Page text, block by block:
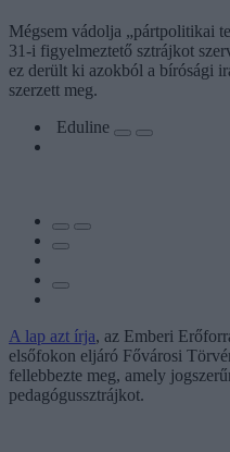
Mégsem vádolja „pártpolitikai
31-i figyelmeztető sztrájkot
ez derült ki azokból a bírósági
szerzett meg.
Eduline
A lap azt írja, az Emberi
elsőfokon eljáró Fővárosi
fellebbezte meg, amely
pedagógussztrájkot.